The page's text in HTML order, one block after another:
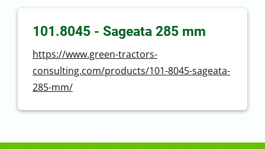
101.8045 - Sageata 285 mm
https://www.green-tractors-
consulting.com/products/101-8045-sageata-
285-mm/